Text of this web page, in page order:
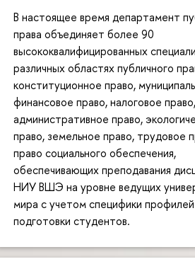
В настоящее время департамент
права объединяет более 90
высококвалифицированных
различных областях публичного
конституционное право,
финансовое право, налоговое право,
административное право,
право, земельное право, трудовое
право социального обеспечения,
обеспечивающих преподавания
НИУ ВШЭ на уровне ведущих
мира с учетом специфики профилей
подготовки студентов.